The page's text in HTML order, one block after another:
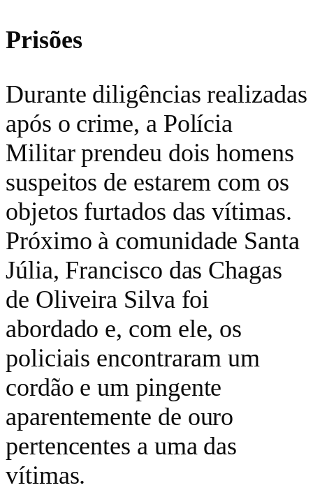
Prisões
Durante diligências realizadas
após o crime, a Polícia
Militar prendeu dois homens
suspeitos de estarem com os
objetos furtados das vítimas.
Próximo à comunidade Santa
Júlia, Francisco das Chagas
de Oliveira Silva foi
abordado e, com ele, os
policiais encontraram um
cordão e um pingente
aparentemente de ouro
pertencentes a uma das
vítimas.